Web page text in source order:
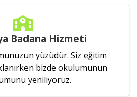
Badana Hizmeti
yüzüdür. Siz eğitim
bizde okulumunun
yeniliyoruz.